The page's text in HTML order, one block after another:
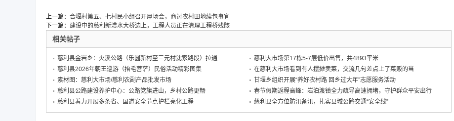
上一篇： 合堰村第五、七村民小组召开屋场会，商讨农村田地续包事宜
下一篇： 建设中的慈利新澧水大桥边上，工程人员正在清理工程桥残骸
相关帖子
慈利县金岩乡：火溪公路（乐圆新村至三元村沈家路段）拉通
慈利大市场第17栋5-7层低价出售，共4893平米
慈利县2026年朝王巡游（抬毛菩萨）民俗活动精彩图集
在慈利大市场看到有人摆摊卖菜，交流几句差点上了菜贩的当
素材图：慈利大市场/慈利农副产品批发市场
甘堰乡组织开展“养好农村路 回乡过大年”志愿服务活动
慈利县公路建设养护中心：公路党旗进山，乡村公路更畅
春节假期返程高峰：岩泊渡镇全力疏导高速拥堵，守护群众平安出行
慈利县着力开展多条省、国道安全节点护栏亮化工程
慈利县全方位防汛备汛，扎实县域公路交通“安全线”